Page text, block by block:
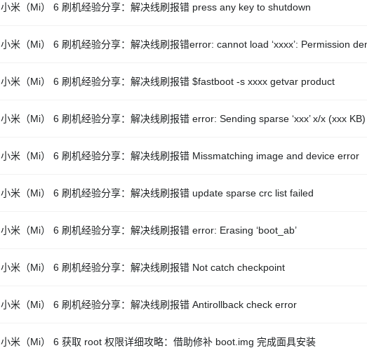
小米（Mi） 6 刷机经验分享：解决线刷报错 press any key to shutdown
小米（Mi） 6 刷机经验分享：解决线刷报错error: cannot load ‘xxxx’: Permission
小米（Mi） 6 刷机经验分享：解决线刷报错 $fastboot -s xxxx getvar product
小米（Mi） 6 刷机经验分享：解决线刷报错 error: Sending sparse ‘xxx’ x/x (xxx KB)
小米（Mi） 6 刷机经验分享：解决线刷报错 Missmatching image and device error
小米（Mi） 6 刷机经验分享：解决线刷报错 update sparse crc list failed
小米（Mi） 6 刷机经验分享：解决线刷报错 error: Erasing ‘boot_ab’
小米（Mi） 6 刷机经验分享：解决线刷报错 Not catch checkpoint
小米（Mi） 6 刷机经验分享：解决线刷报错 Antirollback check error
小米（Mi） 6 获取 root 权限详细攻略：借助修补 boot.img 完成面具安装